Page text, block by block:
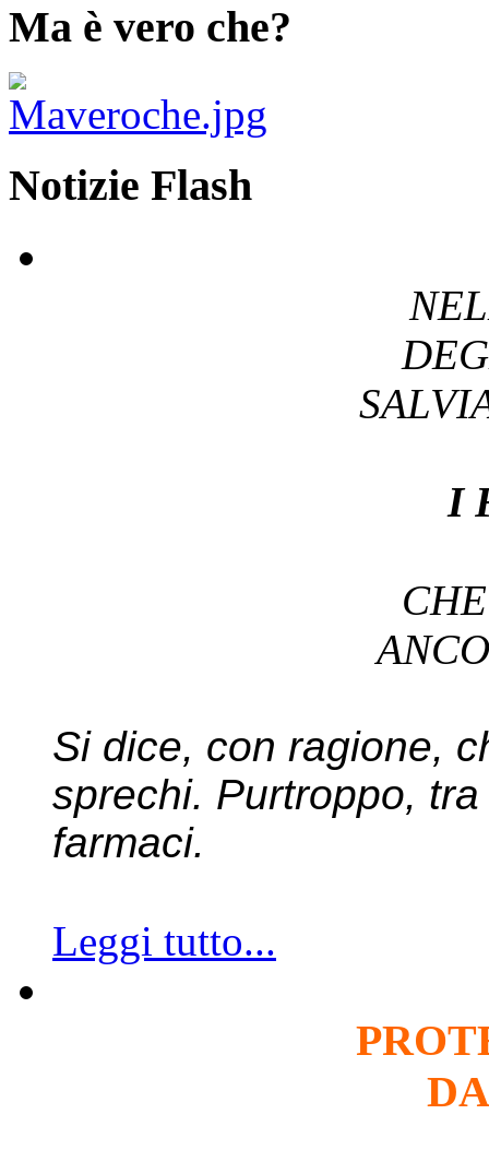
Ma è vero che?
Notizie Flash
I
Si dice, con ragione,
sprechi. Purtroppo,
farmaci.
Leggi tutto...